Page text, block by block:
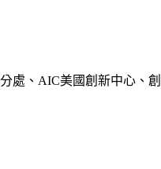
處、AIC美國創新中心、